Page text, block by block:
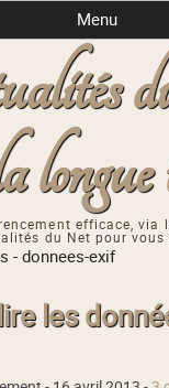
efficace, via
du Net pour vous
Menu
-donnees-exif
les